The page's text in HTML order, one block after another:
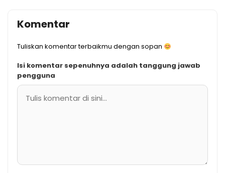
Komentar
Tuliskan komentar terbaikmu dengan sopan
Isi komentar sepenuhnya adalah tanggung jawab
pengguna